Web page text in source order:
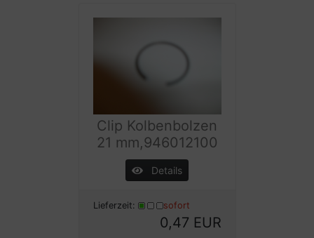
Clip Kolbenbolzen
21 mm,946012100
Details
Lieferzeit: sofort
0,47 EUR